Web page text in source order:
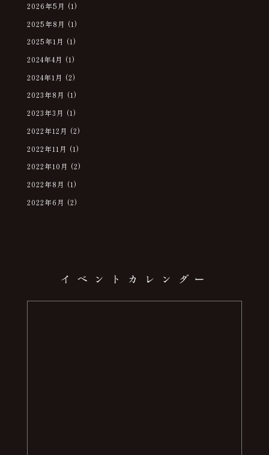
2026年5月 (1)
2025年8月 (1)
2025年1月 (1)
2024年4月 (1)
2024年1月 (2)
2023年8月 (1)
2023年3月 (1)
2022年12月 (2)
2022年11月 (1)
2022年10月 (2)
2022年8月 (1)
2022年6月 (2)
イベントカレンダー